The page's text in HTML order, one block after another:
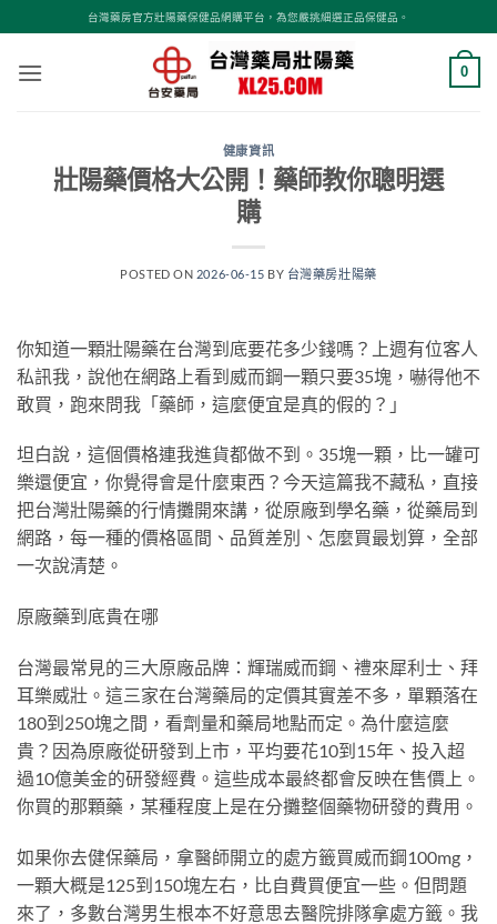
轉
台灣藥房官方壯陽藥保健品網購平台，為您嚴挑細選正品保健品。
0
健康資訊
壯陽藥價格大公開！藥師教你聰明選
購
POSTED ON 2026-06-15 BY 台灣藥房壯陽藥
你知道一顆壯陽藥在台灣到底要花多少錢嗎？上週有位客人
私訊我，說他在網路上看到威而鋼一顆只要35塊，嚇得他不
敢買，跑來問我「藥師，這麼便宜是真的假的？」
坦白說，這個價格連我進貨都做不到。35塊一顆，比一罐可
樂還便宜，你覺得會是什麼東西？今天這篇我不藏私，直接
把台灣壯陽藥的行情攤開來講，從原廠到學名藥，從藥局到
網路，每一種的價格區間、品質差別、怎麼買最划算，全部
一次說清楚。
原廠藥到底貴在哪
台灣最常見的三大原廠品牌：輝瑞威而鋼、禮來犀利士、拜
耳樂威壯。這三家在台灣藥局的定價其實差不多，單顆落在
180到250塊之間，看劑量和藥局地點而定。為什麼這麼
貴？因為原廠從研發到上市，平均要花10到15年、投入超
過10億美金的研發經費。這些成本最終都會反映在售價上。
你買的那顆藥，某種程度上是在分攤整個藥物研發的費用。
如果你去健保藥局，拿醫師開立的處方籤買威而鋼100mg，
一顆大概是125到150塊左右，比自費買便宜一些。但問題
來了，多數台灣男生根本不好意思去醫院排隊拿處方籤。我